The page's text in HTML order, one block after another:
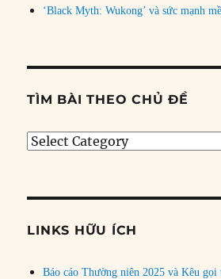
‘Black Myth: Wukong’ và sức mạnh
TÌM BÀI THEO CHỦ ĐỀ
Tìm
đề
LINKS HỮU ÍCH
Báo cáo Thường niên 2025 và Kêu